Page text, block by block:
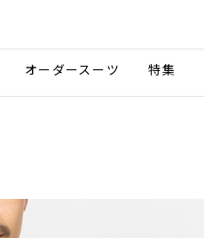
オーダースーツ 特集